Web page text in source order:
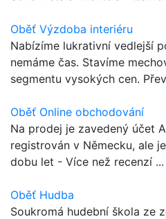
Oběť Výzdoba interiéru
Nabízíme lukrativní vedlejší
nemáme čas. Stavíme
segmentu vysokých cen.
Oběť Online obchodování
Na prodej je zavedený účet
registrován v Německu, ale
dobu let - Více než recenzí ...
Oběť Hudba
Soukromá hudební škola ze